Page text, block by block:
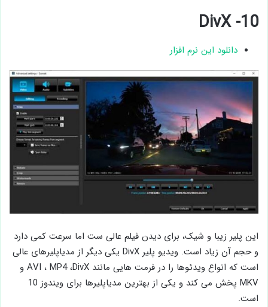
10- DivX
دانلود این نرم افزار
این پلیر زیبا و شیک، برای دیدن فیلم عالی ست اما سرعت کمی دارد
و حجم آن زیاد است. ویدیو پلیر DivX یکی دیگر از مدیاپلیرهای عالی
است که انواع ویدئوها را در فرمت هایی مانند AVI ، MP4 ،DivX و
MKV پخش می کند و یکی از بهترین مدیاپلیرها برای ویندوز 10
است.